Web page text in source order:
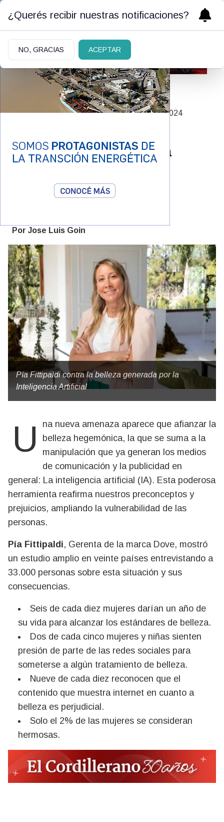
MUJERES QUE TRANSFORMAN | 19/06/2024
belleza generada por la
Por Jose Luis Goin
Pía Fittipaldi contra la belleza generada por la
Inteligencia Artificial
Una nueva amenaza aparece que afianzar la
belleza hegemónica, la que se suma a la
manipulación que ya generan los medios
de comunicación y la publicidad en
general: La inteligencia artificial (IA). Esta poderosa
herramienta reafirma nuestros preconceptos y
prejuicios, ampliando la vulnerabilidad de las
personas.
Pía Fittipaldi, Gerenta de la marca Dove, mostró
un estudio amplio en veinte países entrevistando a
33.000 personas sobre esta situación y sus
consecuencias.
Seis de cada diez mujeres darían un año de
su vida para alcanzar los estándares de belleza.
Dos de cada cinco mujeres y niñas sienten
presión de parte de las redes sociales para
someterse a algún tratamiento de belleza.
Nueve de cada diez reconocen que el
contenido que muestra internet en cuanto a
belleza es perjudicial.
Solo el 2% de las mujeres se consideran
hermosas.
¿Querés recibir nuestras notificaciones?
NO, GRACIAS ACEPTAR